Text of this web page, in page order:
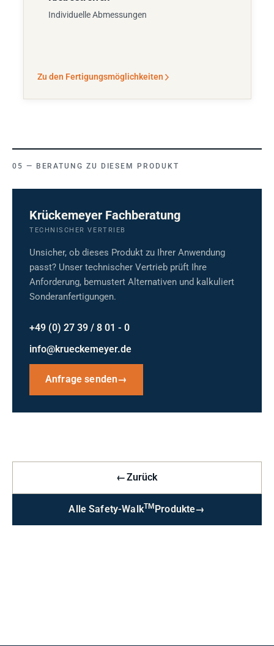
Individuelle Abmessungen
Zu den Fertigungsmöglichkeiten
BERATUNG ZU DIESEM PRODUKT
Krückemeyer Fachberatung
TECHNISCHER VERTRIEB
Unsicher, ob dieses Produkt zu Ihrer Anwendung
passt? Unser technischer Vertrieb prüft Ihre
Anforderung, bemustert Alternativen und kalkuliert
Sonderanfertigungen.
+49 (0) 27 39 / 8 01 - 0
info@krueckemeyer.de
Anfrage senden→
←Zurück
Alle Safety-WalkTM Produkte→